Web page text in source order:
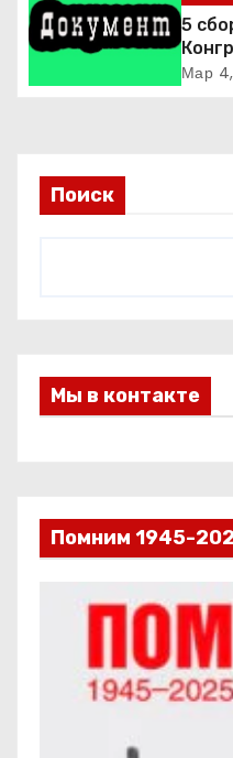
с
я
5 сборник выступлении.
Мар
Поиск
Мы в контакте
Помним 1945-